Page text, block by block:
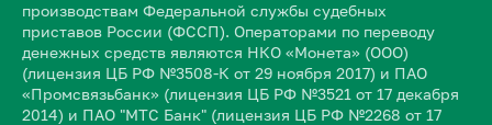
производствам Федеральной службы судебных
приставов России (ФССП). Операторами по переводу
денежных средств являются НКО «Монета» (ООО)
(лицензия ЦБ РФ №3508-К от 29 ноября 2017) и ПАО
«Промсвязьбанк» (лицензия ЦБ РФ №3521 от 17 декабря
2014) и ПАО "МТС Банк" (лицензия ЦБ РФ №2268 от 17